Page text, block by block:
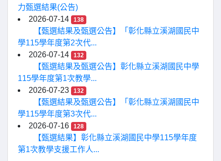
力甄選結果(公告)
2026-07-14
138
【甄選結果及甄選公告】「彰化縣立溪湖國民中
學115學年度第2次代...
2026-07-14
132
【甄選結果及甄選公告】彰化縣立溪湖國民中學
115學年度第1次教學...
2026-07-23
132
【甄選結果及甄選公告】「彰化縣立溪湖國民中
學115學年度第3次代...
2026-07-16
128
【甄選結果】彰化縣立溪湖國民中學115學年度
第1次教學支援工作人...